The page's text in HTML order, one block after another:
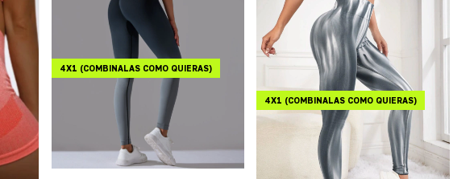
4X1 (COMBINALAS COMO QUIERAS)
4X1 (COMBINALAS COMO QUIERAS)